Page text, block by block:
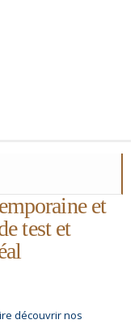
et
test et
découvrir nos